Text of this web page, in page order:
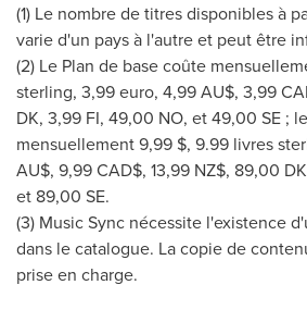
(1) Le nombre de titres disponibles à
varie d'un pays à l'autre et peut être
(2) Le Plan de base coûte
sterling, 3,99 euro, 4,99 AU$, 3,99
DK, 3,99 FI, 49,00 NO, et 49,00 SE ;
mensuellement 9,99 $, 9.99 livres
AU$, 9,99 CAD$, 13,99 NZ$, 89,00
et 89,00 SE.
(3) Music Sync nécessite l'existence
dans le catalogue. La copie de
prise en charge.